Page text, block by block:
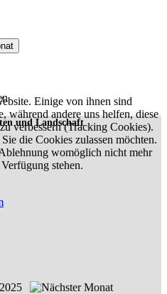
und Landschaft
Einige von ihnen sind
während andere uns helfen, diese
verbessern (Tracking Cookies).
die Cookies zulassen möchten.
womöglich nicht mehr
stehen.